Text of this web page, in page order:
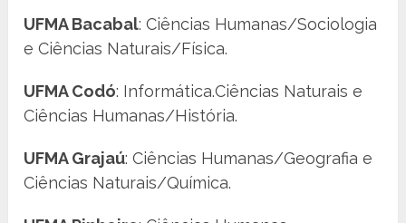
UFMA Bacabal: Ciências Humanas/Sociologia
e Ciências Naturais/Física.
UFMA Codó: Informática.Ciências Naturais e
Ciências Humanas/História.
UFMA Grajaú: Ciências Humanas/Geografia e
Ciências Naturais/Química.